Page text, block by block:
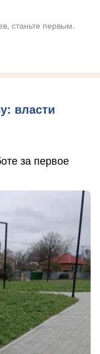
станьте первым.
власти
за первое